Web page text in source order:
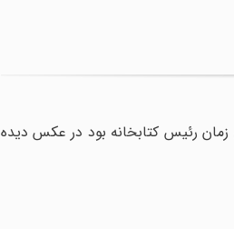
زمان رئیس کتابخانه بود در عکس دیده